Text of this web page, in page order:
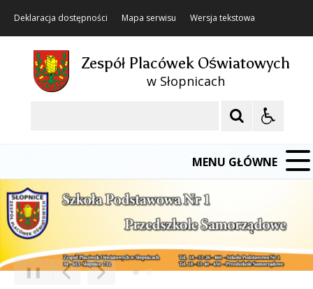
Deklaracja dostępności Mapa serwisu Wersja tekstowa
Zespół Placówek Oświatowych
w Słopnicach
MENU GŁÓWNE
Poprzedni Element
Następny Element
❚❚